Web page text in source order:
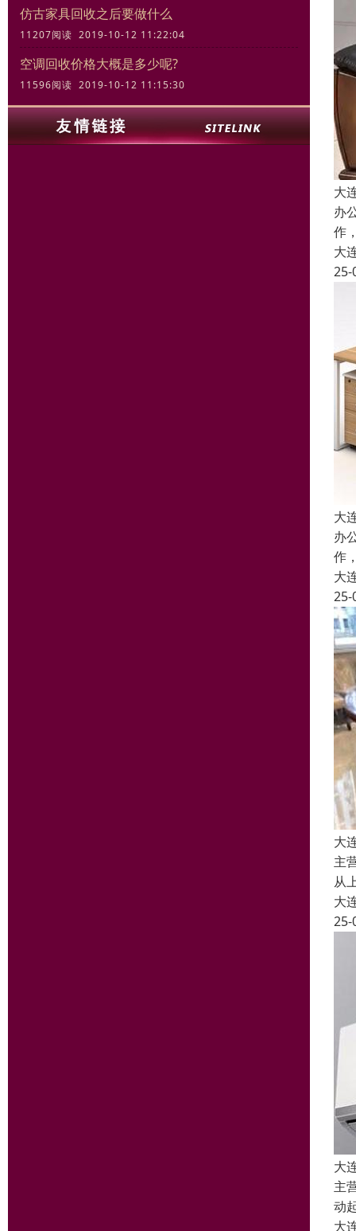
仿古家具回收之后要做什么
11207阅读 2019-10-12 11:22:04
空调回收价格大概是多少呢?
11596阅读 2019-10-12 11:15:30
大
办
作
大
25-
大
办
作
大
25-
大
主
从
大
25-
大
主
动
大